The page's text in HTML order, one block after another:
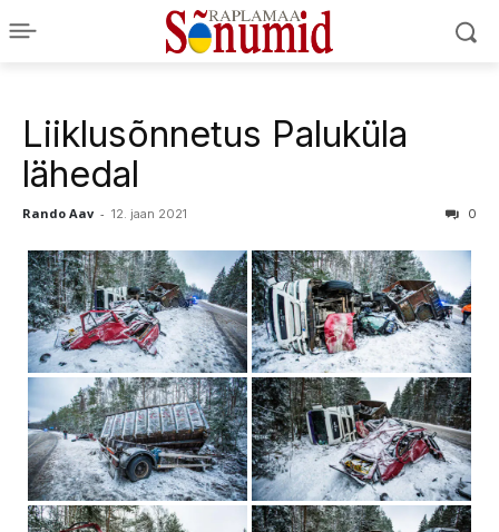
Liiklusõnnetus Paluküla
lähedal
Rando Aav - 12. jaan 2021 0